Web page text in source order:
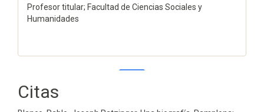
Profesor titular; Facultad de Ciencias Sociales y
Humanidades
Citas